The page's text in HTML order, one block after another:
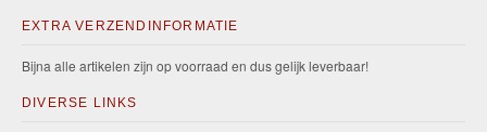
EXTRA VERZENDINFORMATIE
Bijna alle artikelen zijn op voorraad en dus gelijk leverbaar!
DIVERSE LINKS